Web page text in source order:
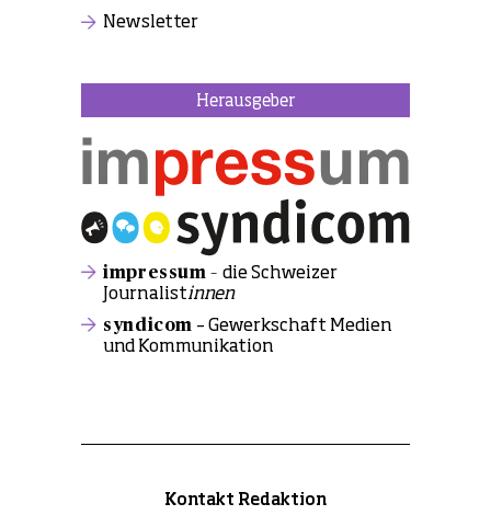
Newsletter
Herausgeber
impressum – die Schweizer
Journalistinnen
syndicom – Gewerkschaft Medien
und Kommunikation
Kontakt Redaktion